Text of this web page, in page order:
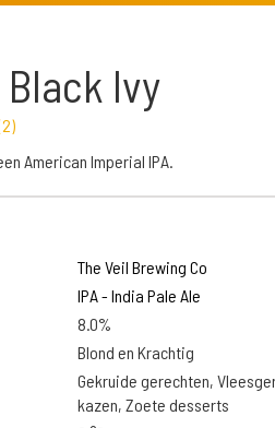
Ivy
2)
American Imperial IPA.
The Veil Brewing Co
IPA - India Pale Ale
8.0%
Blond en Krachtig
Gekruide gerechten,
kazen, Zoete desserts